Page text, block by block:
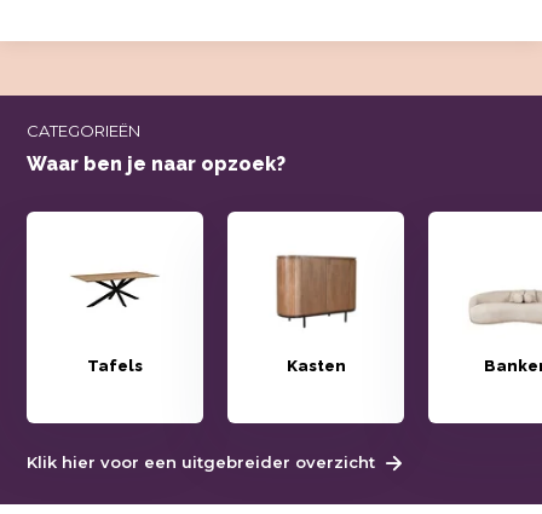
CATEGORIEËN
Waar ben je naar opzoek?
Klik hier voor een uitgebreider overzicht
Tafels Kasten